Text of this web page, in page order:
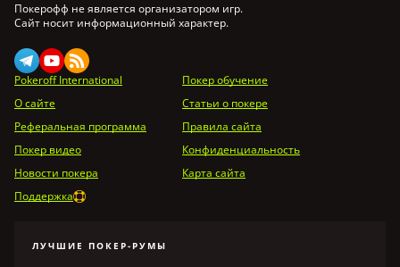
Покерофф не является организатором игр.
Сайт носит информационный характер.
Pokeroff International
Покер обучение
О сайте
Статьи о покере
Реферальная программа
Правила сайта
Покер видео
Конфиденциальность
Новости покера
Карта сайта
Поддержка
ЛУЧШИЕ ПОКЕР-РУМЫ